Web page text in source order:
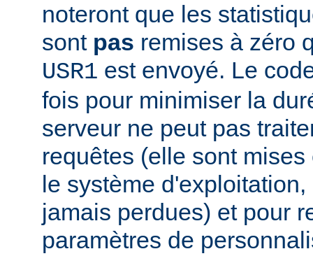
noteront que les
sont pas remises à zéro
USR1 est envoyé. Le
fois pour minimiser la
serveur ne peut pas
requêtes (elle sont
le système
jamais perdues) et pour
paramètres de